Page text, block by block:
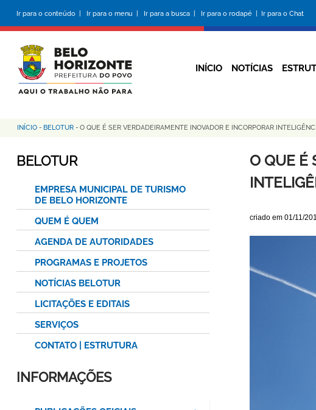
conteúdo
principal
Ir para o conteúdo | Ir para o menu | Ir para a busca | Ir para o rodapé | Ir para o Chat
INÍCIO NOTÍCIAS
Trilha
de
INÍCIO - BELOTUR - O QUE É SER VERDADEIRAMENTE INOVADOR E INCORPORAR
O QUE É
criado em 01/11/
BELOTUR
EMPRESA MUNICIPAL DE TURISMO
DE BELO HORIZONTE
QUEM É QUEM
AGENDA DE AUTORIDADES
PROGRAMAS E PROJETOS
NOTÍCIAS BELOTUR
LICITAÇÕES E EDITAIS
SERVIÇOS
CONTATO | ESTRUTURA
INFORMAÇÕES